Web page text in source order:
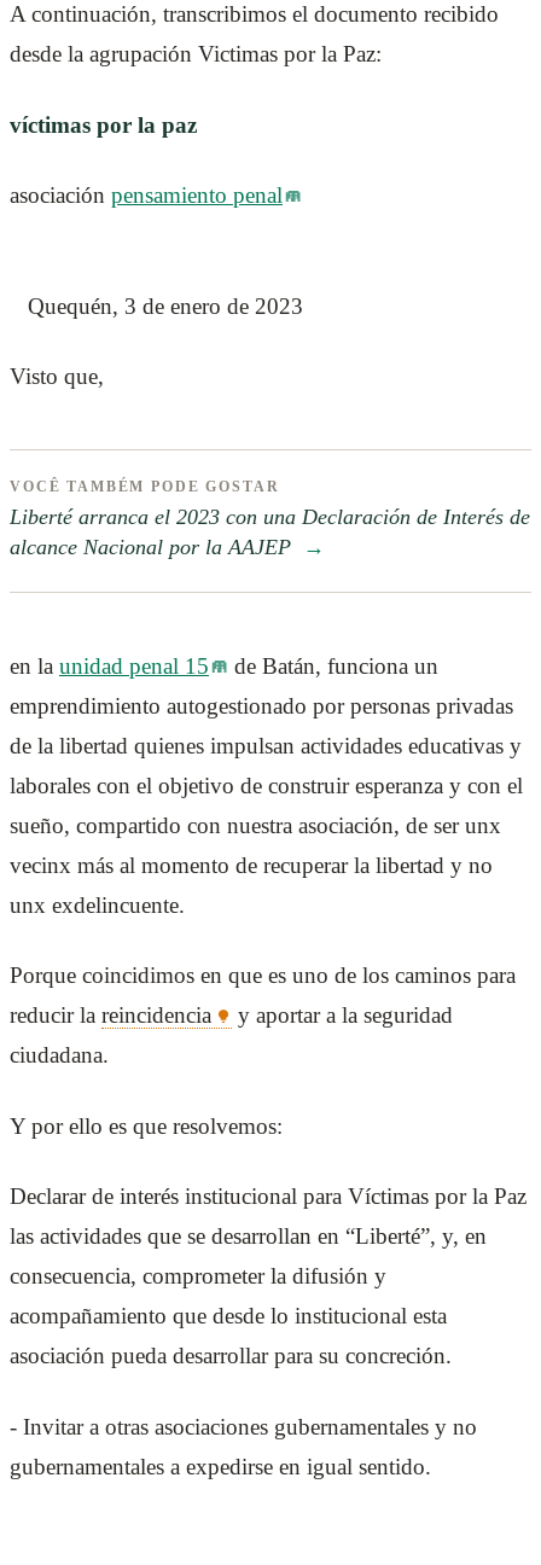
A continuación, transcribimos el documento recibido
desde la agrupación Victimas por la Paz:
víctimas por la paz
asociación pensamiento penal
Quequén, 3 de enero de 2023
Visto que,
VOCÊ TAMBÉM PODE GOSTAR
Liberté arranca el 2023 con una Declaración de Interés de
alcance Nacional por la AAJEP
→
en la unidad penal 15
de Batán, funciona un
emprendimiento autogestionado por personas privadas
de la libertad quienes impulsan actividades educativas y
laborales con el objetivo de construir esperanza y con el
sueño, compartido con nuestra asociación, de ser unx
vecinx más al momento de recuperar la libertad y no
unx exdelincuente.
Porque coincidimos en que es uno de los caminos para
reducir la reincidencia
y aportar a la seguridad
ciudadana.
Y por ello es que resolvemos:
Declarar de interés institucional para Víctimas por la Paz
las actividades que se desarrollan en “Liberté”, y, en
consecuencia, comprometer la difusión y
acompañamiento que desde lo institucional esta
asociación pueda desarrollar para su concreción.
- Invitar a otras asociaciones gubernamentales y no
gubernamentales a expedirse en igual sentido.